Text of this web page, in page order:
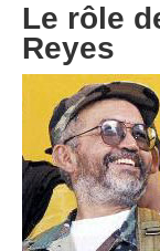
Le rôle
Reyes